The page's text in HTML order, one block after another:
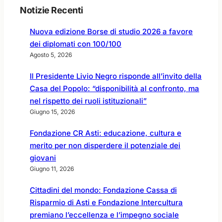
r
s
i
d
n
t
e
N
e
r
o
a
l
a
g
Notizie Recenti
Nuova edizione Borse di studio 2026 a favore
dei diplomati con 100/100
Agosto 5, 2026
Il Presidente Livio Negro risponde all’invito della
Casa del Popolo: “disponibilità al confronto, ma
nel rispetto dei ruoli istituzionali”
Giugno 15, 2026
Fondazione CR Asti: educazione, cultura e
merito per non disperdere il potenziale dei
giovani
Giugno 11, 2026
Cittadini del mondo: Fondazione Cassa di
Risparmio di Asti e Fondazione Intercultura
premiano l’eccellenza e l’impegno sociale